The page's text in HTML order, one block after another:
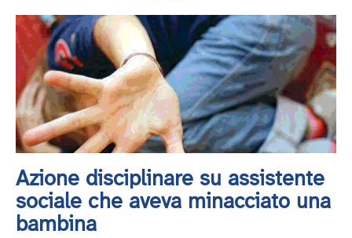
Azione disciplinare su assistente
sociale che aveva minacciato una
bambina